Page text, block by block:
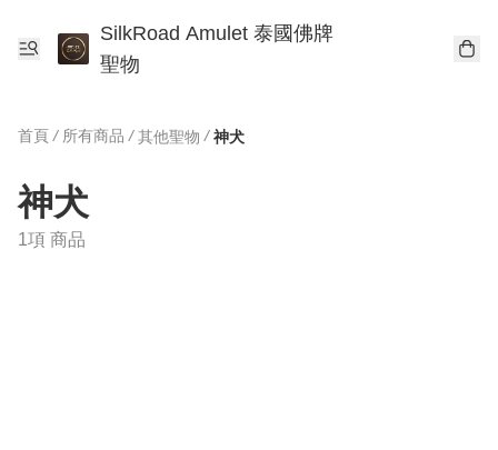
SilkRoad Amulet 泰國佛牌
聖物
首頁 / 所有商品 / 其他聖物 / 神犬
神犬
1項 商品